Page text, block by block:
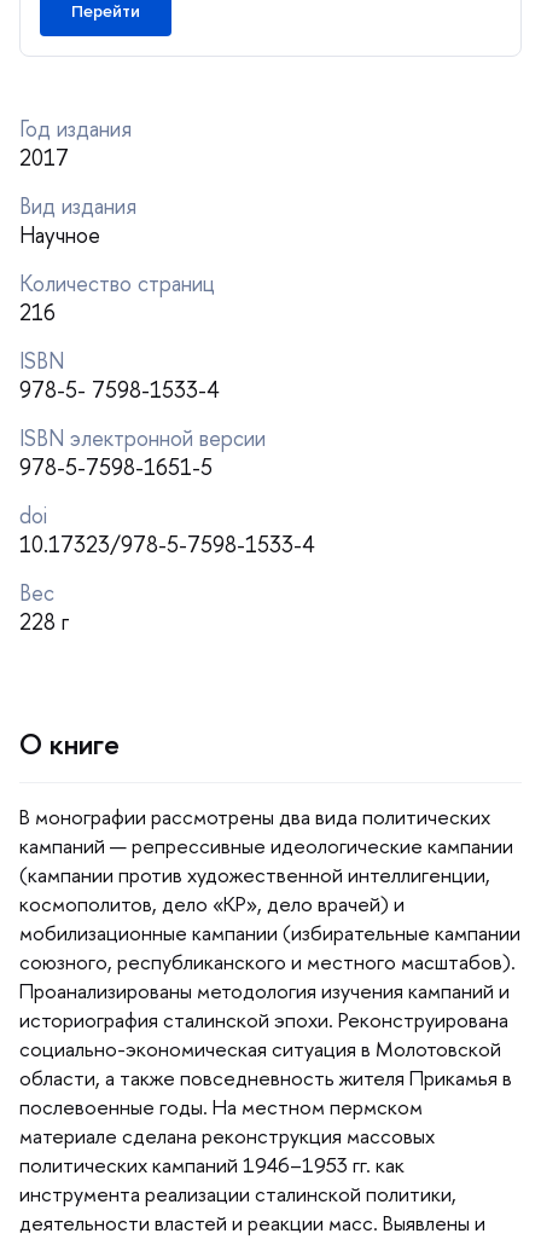
Перейти
Год издания
2017
ид издания
Научное
Количество страниц
216
ISBN
978-5- 7598-1533-4
ISBN электронной версии
978-5-7598-1651-5
doi
10.17323/978-5-7598-1533-4
ес
228
О книге
монографии рассмотрены два вида политических
кампаний — репрессивные идеологические кампании
(кампании против художественной интеллигенции,
космополитов, дело «КР», дело врачей) и
мобилизационные кампании (избирательные кампании
союзного, республиканского и местного масштабов).
Проанализированы методология изучения кампаний и
историография сталинской эпохи. Реконструирована
социально-экономическая ситуация в Молотовской
области, а также повседневность жителя Прикамья
послевоенные годы. На местном пермском
материале сделана реконструкция массовых
политических кампаний 1946–1953 гг. как
инструмента реализации сталинской политики,
деятельности властей и реакции масс. Выявлены и